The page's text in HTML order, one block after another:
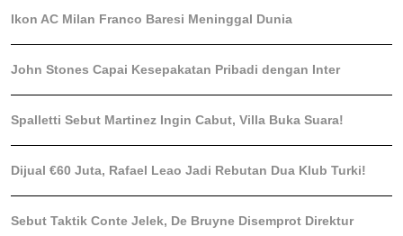
Ikon AC Milan Franco Baresi Meninggal Dunia
John Stones Capai Kesepakatan Pribadi dengan Inter
Spalletti Sebut Martinez Ingin Cabut, Villa Buka Suara!
Dijual €60 Juta, Rafael Leao Jadi Rebutan Dua Klub Turki!
Sebut Taktik Conte Jelek, De Bruyne Disemprot Direktur